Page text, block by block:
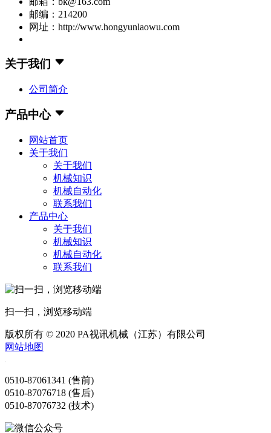
邮编：214200
网址：http://www.hongyunlaowu.com
关于我们
公司简介
产品中心
网站首页
关于我们
关于我们
机械知识
机械自动化
联系我们
产品中心
关于我们
机械知识
机械自动化
联系我们
扫一扫，浏览移动端
版权所有 © 2020 PA视讯机械（江苏）有限公司
网站地图
0510-87061341 (售前)
0510-87076718 (售后)
0510-87076732 (技术)